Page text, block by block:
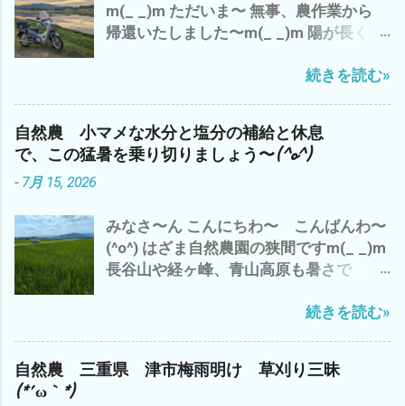
m(_ _)m ただいま〜 無事、農作業から
帰還いたしました〜m(_ _)m 陽が長くな
(・∀・) でも、 空気は、少し重く お天気
診のバイトを午前中に完了させ、 早く、
大人になりたいか？ 子供のまま のほ
うがイイのか？ - 6月 04, 2023 午後から
の誘導や補修など ジャンボニンニク も、
一部 収穫 これは、来年の種芋に^^; や
っぱ、 夕方になると、 藪蚊が〜(*´ω｀*)
^^; 最近の流行りの言葉？ で、 「コスパ
が高い 」 って言葉 パフォーマンス＝成
果 ÷ コスト＝物を生産するのにかかる費
用。原価 つまり、 成果と生産量の対比が
続きを読む»
自然農 小マメな水分と塩分の補給と休息
で、この猛暑を乗り切りましょう〜(^o^)
- 7月 15, 2026
みなさ〜ん こんにちわ〜 こんばんわ〜
(^o^) はざま自然農園の狭間ですm(_ _)m
長谷山や経ヶ峰、青山高原も暑さで ど
や〜 三重県 津市では、 梅雨明けから
も 滅入るが、 猛暑も・・・・・・・・
(*´ω｀*) ところで、 わたしゃ〜 相変わら
続きを読む»
自然農 三重県 津市梅雨明け 草刈り三昧
(*´ω｀*)